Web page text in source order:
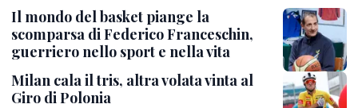
Il mondo del basket piange la
scomparsa di Federico Franceschin,
guerriero nello sport e nella vita
Milan cala il tris, altra volata vinta al
Giro di Polonia